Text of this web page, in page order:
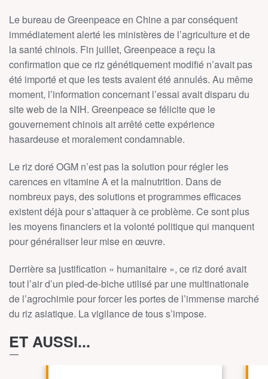
Le bureau de Greenpeace en Chine a par conséquent
immédiatement alerté les ministères de l’agriculture et de
la santé chinois. Fin juillet, Greenpeace a reçu la
confirmation que ce riz génétiquement modifié n’avait pas
été importé et que les tests avaient été annulés. Au même
moment, l’information concernant l’essai avait disparu du
site web de la NIH. Greenpeace se félicite que le
gouvernement chinois ait arrêté cette expérience
hasardeuse et moralement condamnable.
Le riz doré OGM n’est pas la solution pour régler les
carences en vitamine A et la malnutrition. Dans de
nombreux pays, des solutions et programmes efficaces
existent déjà pour s’attaquer à ce problème. Ce sont plus
les moyens financiers et la volonté politique qui manquent
pour généraliser leur mise en œuvre.
Derrière sa justification « humanitaire », ce riz doré avait
tout l’air d’un pied-de-biche utilisé par une multinationale
de l’agrochimie pour forcer les portes de l’immense marché
du riz asiatique. La vigilance de tous s’impose.
ET AUSSI...